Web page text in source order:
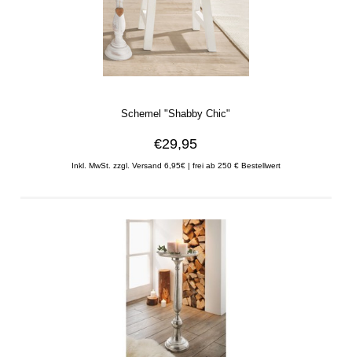
Schemel "Shabby Chic"
€29,95
Inkl. MwSt. zzgl. Versand 6,95€ | frei ab 250 € Bestellwert